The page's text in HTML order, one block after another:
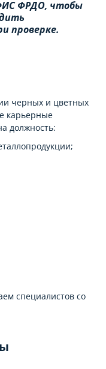
ФРДО, чтобы
проверке.
черных и цветных
карьерные
должность:
специалистов со